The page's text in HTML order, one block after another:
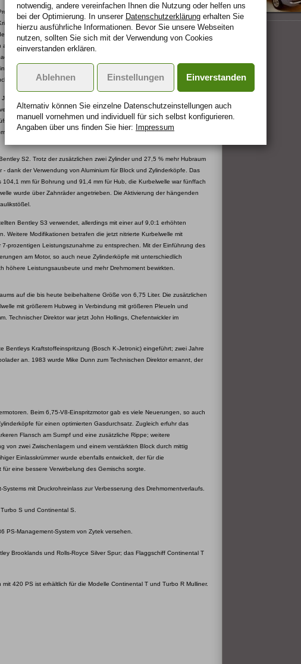
1938/39 war das Werk für die Herstellung von Merlin-
gebauten Bentley-Motoren waren zunächst Reihen-Sechszylinder für
R-Type und bis 1959 in der S-Serie verwendet. 1950 beschloss der
dem Jahre 1938 stammenden Sechszylinder durch eine zeitgemäßere
stand bereits zur Verfügung, doch Baulänge und Gewicht
V12 wurde in Erwägung gezogen. Man entschied sich jedoch für einen
auf dem Exportmarkt USA hohe Akzeptanz versprach.
Phillips entstand ein solcher V8, der die Eigenschaften der besten
Zunächst erprobte man 5,3- und 5,4-Liter-Aggregate, doch als
liefen, wurde klar, dass der Hubraum größer ausfallen musste, wollte
erzielen. Man entschied sich für 6,23 Liter.
S2. Trotz der zusätzlichen zwei Zylinder und 27,5 % mehr Hubraum
dank der Verwendung von Aluminium für Block und Zylinderköpfe. Das
mm für Bohrung und 91,4 mm für Hub, die Kurbelwelle war fünffach
wurde über Zahnräder angetrieben. Die Aktivierung der hängenden
Bentley S3 verwendet, allerdings mit einer auf 9,0:1 erhöhten
Weitere Modifikationen betrafen die jetzt nitrierte Kurbelwelle mit
prozentigen Leistungszunahme zu entsprechen. Mit der Einführung des
am Motor, so auch neue Zylinderköpfe mit unterschiedlich
höhere Leistungsausbeute und mehr Drehmoment bewirkten.
auf die bis heute beibehaltene Größe von 6,75 Liter. Die zusätzlichen
mit größerem Hubweg in Verbindung mit größeren Pleueln und
Technischer Direktor war jetzt John Hollings, Chefentwickler im
Bentleys Kraftstoffeinspritzung (Bosch K-Jetronic) eingeführt; zwei Jahre
an. 1983 wurde Mike Dunn zum Technischen Direktor ernannt, der
Beim 6,75-V8-Einspritzmotor gab es viele Neuerungen, so auch
für einen optimierten Gasdurchsatz. Zugleich erfuhr das
Flansch am Sumpf und eine zusätzliche Rippe; weitere
von zwei Zwischenlagern und einem verstärkten Block durch mittig
Einlasskrümmer wurde ebenfalls entwickelt, der für die
eine bessere Verwirbelung des Gemischs sorgte.
mit Druckrohreinlass zur Verbesserung des Drehmomentverlaufs.
S und Continental S.
PS-Management-System von Zytek versehen.
Brooklands und Rolls-Royce Silver Spur; das Flaggschiff Continental T
420 PS ist erhältlich für die Modelle Continental T und Turbo R Mulliner.
notwendig, andere vereinfachen Ihnen die Nutzung oder helfen uns
bei der Optimierung. In unserer Datenschutzerklärung erhalten Sie
hierzu ausführliche Informationen. Bevor Sie unsere Webseiten
nutzen, sollten Sie sich mit der Verwendung von Cookies
einverstanden erklären.
Einverstanden
Ablehnen Einstellungen
Alternativ können Sie einzelne Datenschutz­ein­stellungen auch
manuell vor­nehmen und indivi­duell für sich selbst konfigurieren.
Angaben über uns finden Sie hier: Impressum